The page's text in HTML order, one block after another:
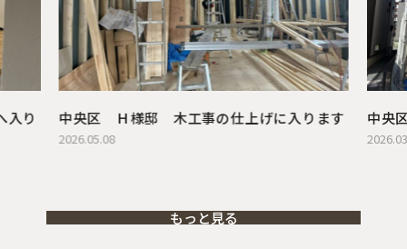
り 中央区 Ｈ様邸 木工事の仕上げに入ります
2026.05.08
中央
もっと見る